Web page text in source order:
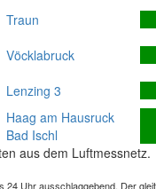
Traun
Vöcklabruck
Lenzing 3
Haag am Hausruck
Bad Ischl
aus dem Luftmessnetz.
Uhr ausschlaggebend. Der